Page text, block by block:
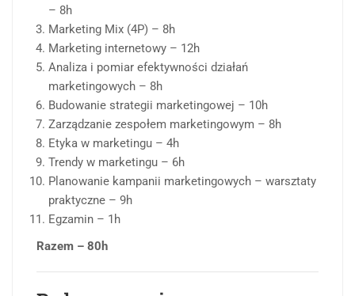
– 8h
Marketing Mix (4P) – 8h
Marketing internetowy – 12h
Analiza i pomiar efektywności działań
marketingowych – 8h
Budowanie strategii marketingowej – 10h
Zarządzanie zespołem marketingowym – 8h
Etyka w marketingu – 4h
Trendy w marketingu – 6h
Planowanie kampanii marketingowych – warsztaty
praktyczne – 9h
Egzamin – 1h
Razem – 80h